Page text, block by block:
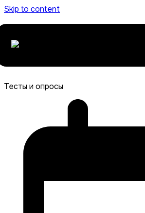
Skip to content
Тесты и опросы